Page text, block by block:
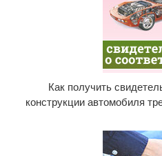
Как получить
конструкции автомобиля